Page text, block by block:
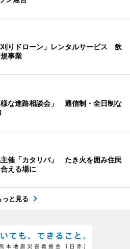
りドローン」レンタルサービス 飲
事業
な進路相談会」 通信制・全日制な
催「カタリバ」 たき火を囲み住民
える場に
っと見る